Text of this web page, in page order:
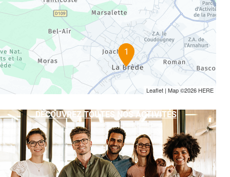
1
Leaflet | Map ©2026 HERE
DÉCOUVREZ TOUTES NOS ACTIVITÉS